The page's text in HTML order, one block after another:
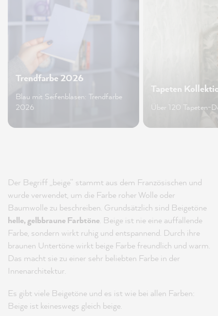
Trendfarbe 2026
Blau mit Seifenblasen: Trendfarbe
2026
Tapeten
Über 120 Tapeten-
Der Begriff „beige“ stammt aus dem Französischen und
wurde verwendet, um die Farbe roher Wolle oder
Baumwolle zu beschreiben. Grundsätzlich sind Beigetöne
helle, gelbbraune Farbtöne. Beige ist nie eine auffallende
Farbe, sondern wirkt ruhig und entspannend. Durch ihre
braunen Untertöne wirkt beige Farbe freundlich und warm.
Das macht sie zu einer sehr beliebten Farbe in der
Innenarchitektur.
Es gibt viele Beigetöne und es ist wie bei allen Farben:
Beige ist keineswegs gleich beige.